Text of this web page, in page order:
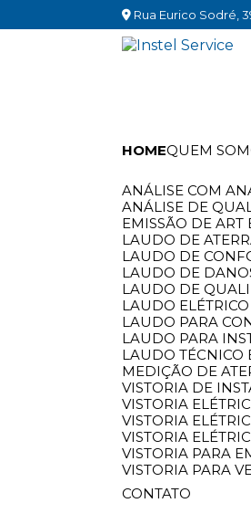
Rua Eurico Sodré,
HOME
QUEM
ANÁLISE COM
ANÁLISE DE
EMISSÃO DE ART
LAUDO DE
LAUDO DE
LAUDO DE
LAUDO DE
LAUDO
LAUDO PARA
LAUDO PARA
LAUDO
MEDIÇÃO DE
VISTORIA DE
VISTORIA
VISTORIA
VISTORIA
VISTORIA PARA
VISTORIA PARA
CONTATO